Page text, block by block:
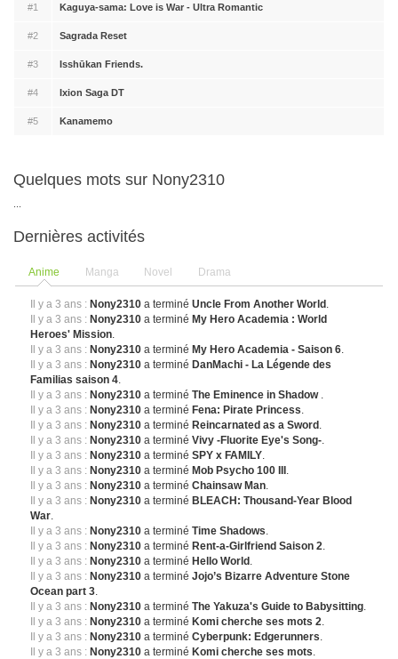
#1 Kaguya-sama: Love is War - Ultra Romantic
#2 Sagrada Reset
#3 Isshūkan Friends.
#4 Ixion Saga DT
#5 Kanamemo
Quelques mots sur Nony2310
Dernières activités
Anime Manga Novel Drama
Il y a 3 ans : Nony2310 a terminéUncle From Another World .
Il y a 3 ans : Nony2310 a terminé My Hero Academia : World
Heroes' Mission.
Il y a 3 ans : Nony2310 a terminé My Hero Academia - Saison 6.
Il y a 3 ans : Nony2310 a terminé DanMachi - La Légende des
Familias saison 4.
Il y a 3 ans : Nony2310 a terminéThe Eminence in Shadow .
Il y a 3 ans : Nony2310 a terminé Fena: Pirate Princess.
Il y a 3 ans : Nony2310 a terminé Reincarnated as a Sword .
Il y a 3 ans : Nony2310 a terminéVivy -Fluorite Eye's Song-.
Il y a 3 ans : Nony2310 a terminéSPY x FAMILY.
Il y a 3 ans : Nony2310 a terminé Mob Psycho 100 III .
Il y a 3 ans : Nony2310 a terminéChainsaw Man.
Il y a 3 ans : Nony2310 a terminé BLEACH: Thousand-Year Blood
War.
Il y a 3 ans : Nony2310 a terminéTime Shadows.
Il y a 3 ans : Nony2310 a terminé Rent-a-Girlfriend Saison 2.
Il y a 3 ans : Nony2310 a terminé Hello World .
Il y a 3 ans : Nony2310 a terminéJojo’s Bizarre Adventure Stone
Ocean part 3.
Il y a 3 ans : Nony2310 a terminéThe Yakuza's Guide to Babysitting.
Il y a 3 ans : Nony2310 a terminé Komi cherche ses mots 2.
Il y a 3 ans : Nony2310 a terminéCyberpunk: Edgerunners.
Il y a 3 ans : Nony2310 a terminé Komi cherche ses mots.